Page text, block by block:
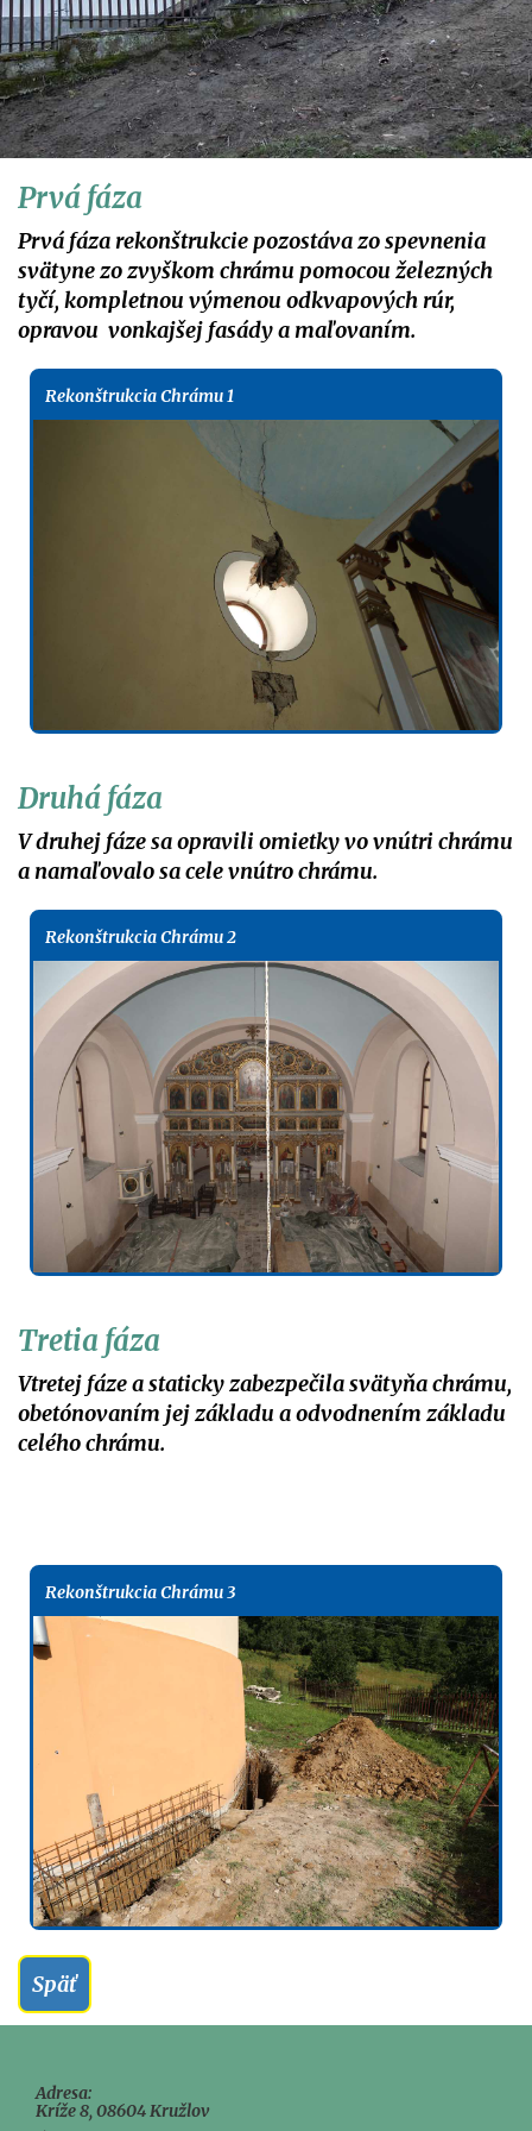
Prvá fáza
Prvá fáza rekonštrukcie pozostáva zo spevnenia
svätyne zo zvyškom chrámu pomocou železných
tyčí, kompletnou výmenou odkvapových rúr,
opravou vonkajšej fasády a maľovaním.
Rekonštrukcia Chrámu 1
Druhá fáza
V druhej fáze sa opravili omietky vo vnútri chrámu
a namaľovalo sa cele vnútro chrámu.
Rekonštrukcia Chrámu 2
Tretia fáza
Vtretej fáze a staticky zabezpečila svätyňa chrámu,
obetónovaním jej základu a odvodnením základu
celého chrámu.
Rekonštrukcia Chrámu 3
Späť
Adresa:
Kríže 8, 08604 Kružlov